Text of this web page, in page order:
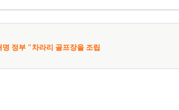
정부 "차라리 골프장을 조립